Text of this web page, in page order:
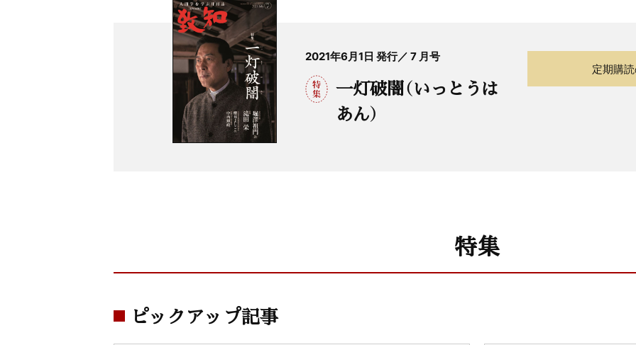
2021年6月1日 発行／ 7 月号
一灯破闇（いっとうは
あん）
定期購
特集
ピックアップ記事